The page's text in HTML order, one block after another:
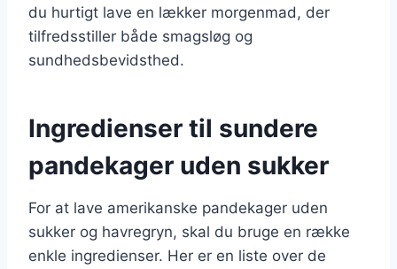
du hurtigt lave en lækker morgenmad, der
tilfredsstiller både smagsløg og
sundhedsbevidsthed.
Ingredienser til sundere
pandekager uden sukker
For at lave amerikanske pandekager uden
sukker og havregryn, skal du bruge en række
enkle ingredienser. Her er en liste over de